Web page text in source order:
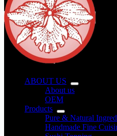
ABOUT US
About us
OEM
Products
Pure & Natural
Handmade Fine